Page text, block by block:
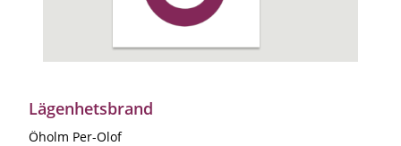
Lägenhetsbrand
Öholm Per-Olof